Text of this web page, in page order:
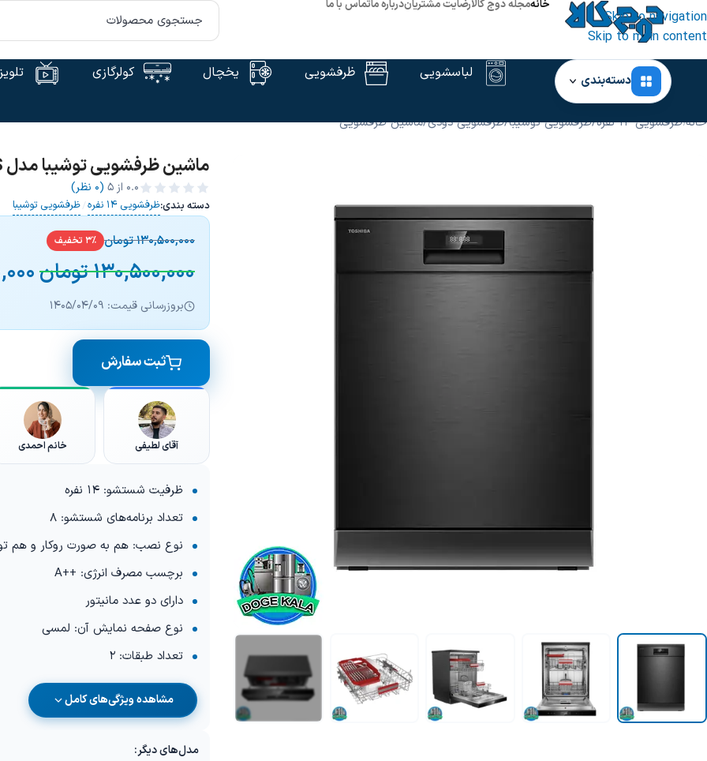
Skip to navigation
Skip to main content
خانهمجله دوج کالارضایت مشتریاندرباره ماتماس با ما
دسته‌بندی لباسشویی ظرفشویی یخچال کولرگازی
خانه‹ظرفشویی 14 نفره /ظرفشویی توشیبا/ظرفشویی دودی/ماشین ظرفشویی
ماشین ظرفشویی توشیبا مدل DW-14F2ME-BS
0.0 از ۵ (0 نظر)
دسته بندی:ظرفشویی 14 نفره /ظرفشویی توشیبا
130,500,000تومان 3% تخفیف
130,500,000تومان
بروزرسانی قیمت: 1405/04/09
ثبت سفارش
آقای لطیفی خانم احمدی
ظرفیت شستشو: 14 نفره
تعداد برنامه‌های شستشو: 8
نوع نصب: هم به صورت روکار و هم
برچسب مصرف انرژی: ++A
دارای دو عدد مانیتور
نوع صفحه نمایش آن: لمسی
تعداد طبقات: 2
مشاهده ویژگی‌های کامل
مدل‌های دیگر: